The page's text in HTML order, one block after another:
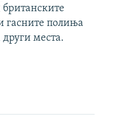
гасните полиња
места.